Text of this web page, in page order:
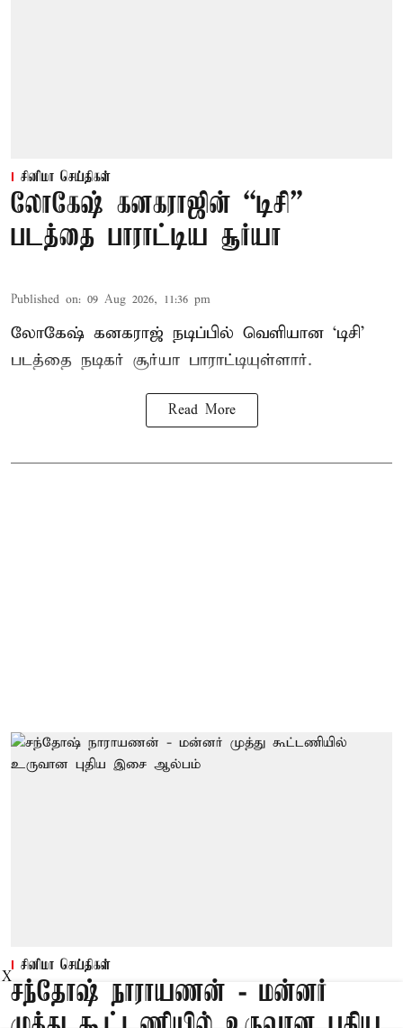
சினிமா செய்திகள்
லோகேஷ் கனகராஜின் “டிசி”
படத்தை பாராட்டிய சூர்யா
Published on: 09 Aug 2026, 11:36 pm
லோகேஷ் கனகராஜ் நடிப்பில் வெளியான ‘டிசி’
படத்தை நடிகர் சூர்யா பாராட்டியுள்ளார்.
Read More
சினிமா செய்திகள்
சந்தோஷ் நாராயணன் - மன்னர்
X